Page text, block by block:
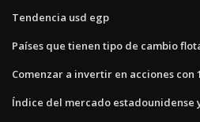
Tendencia usd egp
Países que tienen tipo de cambio
Comenzar a invertir en acciones con
Índice del mercado estadounidense